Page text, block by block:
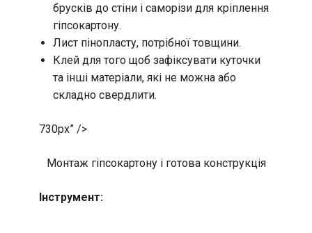
брусків до стіни і саморізи для кріплення
гіпсокартону.
Лист пінопласту, потрібної товщини.
Клей для того щоб зафіксувати куточки
та інші матеріали, які не можна або
складно свердлити.
730px” />
Монтаж гіпсокартону і готова конструкція
Інструмент: